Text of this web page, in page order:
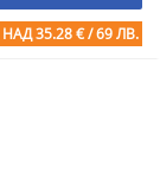
НАД 35.28 € / 69 ЛВ.